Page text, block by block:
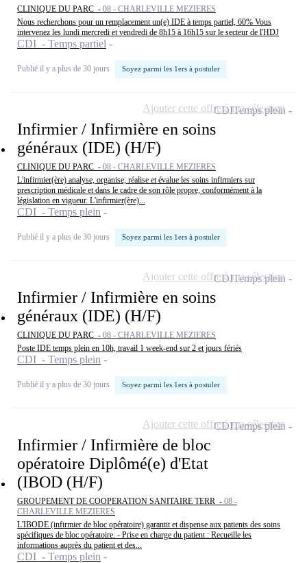
CLINIQUE DU PARC - 08 - CHARLEVILLE MEZIERES
Nous recherchons pour un remplacement un(e) IDE à temps partiel, 60% Vous
intervenez les lundi mercredi et vendredi de 8h15 à 16h15 sur le secteur de l'HDJ
CDI - Temps partiel
Publié il y a plus de 30 jours Soyez parmi les 1ers à postuler
Infirmier / Infirmière en soins
généraux (IDE) (H/F)
CLINIQUE DU PARC - 08 - CHARLEVILLE MEZIERES
L'infirmier(ère) analyse, organise, réalise et évalue les soins infirmiers sur
prescription médicale et dans le cadre de son rôle propre, conformément à la
législation en vigueur. L'infirmier(ère)...
CDI - Temps plein
Publié il y a plus de 30 jours Soyez parmi les 1ers à postuler
CDITemps plein
Ajouter cette offre à ma sélection
Infirmier / Infirmière en soins
généraux (IDE) (H/F)
CLINIQUE DU PARC - 08 - CHARLEVILLE MEZIERES
Poste IDE temps plein en 10h, travail 1 week-end sur 2 et jours fériés
CDI - Temps plein
Publié il y a plus de 30 jours Soyez parmi les 1ers à postuler
CDITemps plein
Ajouter cette offre à ma sélection
Infirmier / Infirmière de bloc
opératoire Diplômé(e) d'Etat
(IBOD (H/F)
GROUPEMENT DE COOPERATION SANITAIRE TERR - 08 -
CHARLEVILLE MEZIERES
L'IBODE (infirmier de bloc opératoire) garantit et dispense aux patients des soins
spécifiques de bloc opératoire. - Prise en charge du patient : Recueille les
informations auprès du patient et des...
CDI - Temps plein
CDITemps plein
Ajouter cette offre à ma sélection